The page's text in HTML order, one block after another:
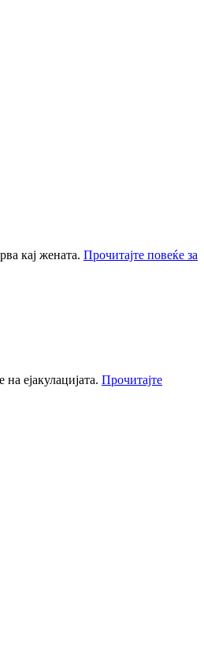
кај жената. Прочитајте повеќе за
ејакулацијата. Прочитајте